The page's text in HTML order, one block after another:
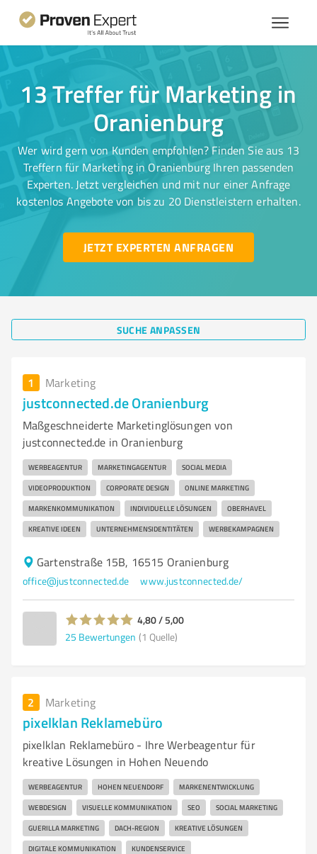
13 Treffer für Marketing in
Oranienburg
Wer wird gern von Kunden empfohlen? Finden Sie aus 13
Treffern für Marketing in Oranienburg Ihren passenden
Experten. Jetzt vergleichen und mit nur einer Anfrage
kostenlos Angebote von bis zu 20 Dienstleistern erhalten.
JETZT EXPERTEN ANFRAGEN
SUCHE ANPASSEN
1 Marketing
justconnected.de Oranienburg
Maßgeschneiderte Marketinglösungen von
justconnected.de in Oranienburg
WERBEAGENTUR MARKETINGAGENTUR SOCIAL MEDIA
VIDEOPRODUKTION CORPORATE DESIGN ONLINE MARKETING
MARKENKOMMUNIKATION INDIVIDUELLE LÖSUNGEN OBERHAVEL
KREATIVE IDEEN UNTERNEHMENSIDENTITÄTEN WERBEKAMPAGNEN
Gartenstraße 15B, 16515 Oranienburg
office@justconnected.de www.justconnected.de/
4,80 / 5,00
25 Bewertungen (1 Quelle)
2 Marketing
pixelklan Reklamebüro
pixelklan Reklamebüro - Ihre Werbeagentur für
kreative Lösungen in Hohen Neuendo
WERBEAGENTUR HOHEN NEUENDORF MARKENENTWICKLUNG
WEBDESIGN VISUELLE KOMMUNIKATION SEO SOCIAL MARKETING
GUERILLA MARKETING DACH-REGION KREATIVE LÖSUNGEN
DIGITALE KOMMUNIKATION KUNDENSERVICE